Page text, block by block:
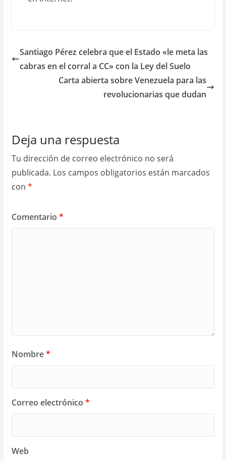
Santiago Pérez celebra que el Estado «le meta las
cabras en el corral a CC» con la Ley del Suelo
Carta abierta sobre Venezuela para las
revolucionarias que dudan
Deja una respuesta
Tu dirección de correo electrónico no será
publicada. Los campos obligatorios están marcados
con *
Comentario *
Nombre*
Correo electrónico *
Web